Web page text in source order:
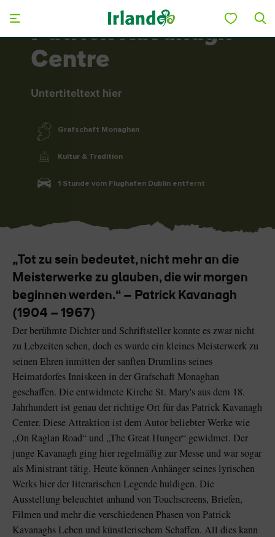
Der Blarney Stone im
Blarney Castle
Game of Thrones
Studiotour
Patrick Kavanagh
Centre
Untertiteltext hier
Grafschaft Monaghan
Kultur & Tradition
1 Stunde vom Flughafen Dublin entfernt
„Tot zu sein bedeutet, nicht mehr an die
Meisterwerke zu glauben, die wir morgen
beginnen werden.“ – Patrick Kavanagh
(1904 – 1967)
Der berühmte Dichter und Schriftsteller konnte es zwar nicht
zu Lebzeiten sehen, doch es wurde ein kleines Meisterwerk zu
seinen Ehren inmitten der sanften Drumlins seines
Heimatdorfes Inniskeen in der Grafschaft Monaghan
geschaffen. Die entwidmete Kirche St. Mary's aus dem 18.
Jahrhundert ist genau der richtige Ort für das Patrick Kavanagh
Center. Diese Attraktion ist dem Autor beliebter Werke wie
„On Raglan Road“ und „The Great Hunger“ gewidmet. Der
junge Kavanagh ging hier regelmäßig zur Messe und war sogar
als Ministrant tätig. Heute können Anhänger seines lyrischen
Werks hier der literarischen Legende huldigen. Die
Ausstellung beleuchtet anhand von Touchscreens, Briefen,
Filmen und mehr die verschiedenen Phasen von Patrick
Kavanaghs Leben und künstlerischem Schaffen. All dies kann